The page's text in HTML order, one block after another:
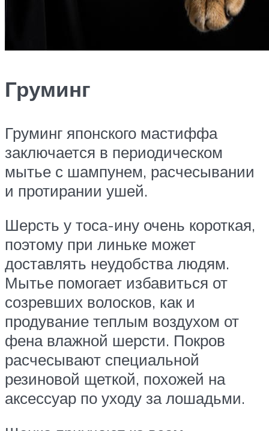
Груминг
Груминг японского мастиффа
заключается в периодическом
мытье с шампунем, расчесывании
и протирании ушей.
Шерсть у тоса-ину очень короткая,
поэтому при линьке может
доставлять неудобства людям.
Мытье помогает избавиться от
созревших волосков, как и
продувание теплым воздухом от
фена влажной шерсти. Покров
расчесывают специальной
резиновой щеткой, похожей на
аксессуар по уходу за лошадьми.